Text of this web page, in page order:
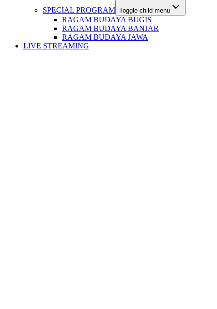
SPECIAL PROGRAM Toggle child menu
RAGAM BUDAYA BUGIS
RAGAM BUDAYA BANJAR
RAGAM BUDAYA JAWA
LIVE STREAMING